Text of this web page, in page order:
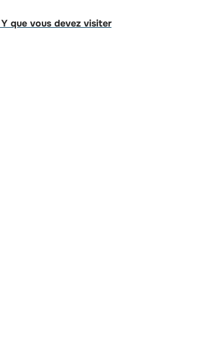
que vous devez visiter